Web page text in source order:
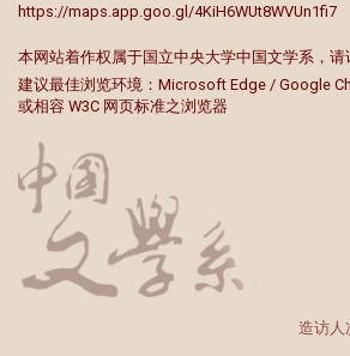
https://maps.app.goo.gl/4KiH6WUt8WVUn1fi7
本网站着作权属于国立中央大学中国文学系，请
建议最佳浏览环境：Microsoft Edge / Google
或相容 W3C 网页标准之浏览器
造访人